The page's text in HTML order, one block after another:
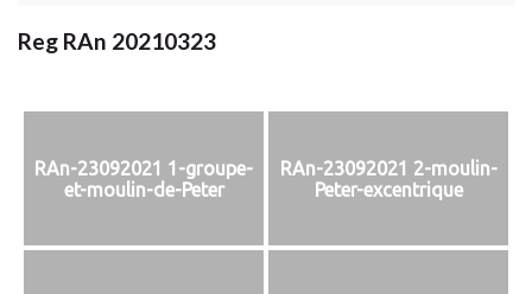
Reg RAn 20210323
RAn-23092021 1-groupe-
et-moulin-de-Peter
RAn-23092021 2-moulin-
Peter-excentrique